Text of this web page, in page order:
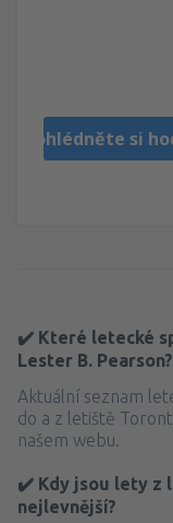
Prohlédněte si
✔️ Které letecké
Lester B. Pearson?
Aktuální seznam
do a z letiště
našem webu.
✔️ Kdy jsou lety z
nejlevnější?